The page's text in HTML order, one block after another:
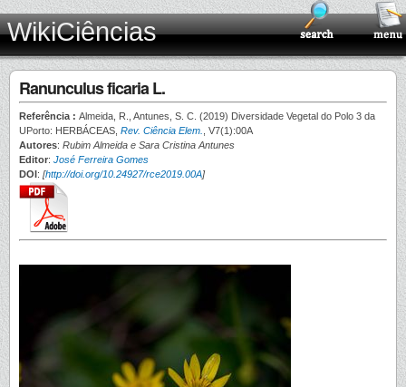
WikiCiências
Ranunculus ficaria L.
Referência : Almeida, R., Antunes, S. C. (2019) Diversidade Vegetal do Polo 3 da
UPorto: HERBÁCEAS, Rev. Ciência Elem.
, V7(1):00A
Autores: Rubim Almeida e Sara Cristina Antunes
Editor: José Ferreira Gomes
DOI: [http://doi.org/10.24927/rce2019.00A]